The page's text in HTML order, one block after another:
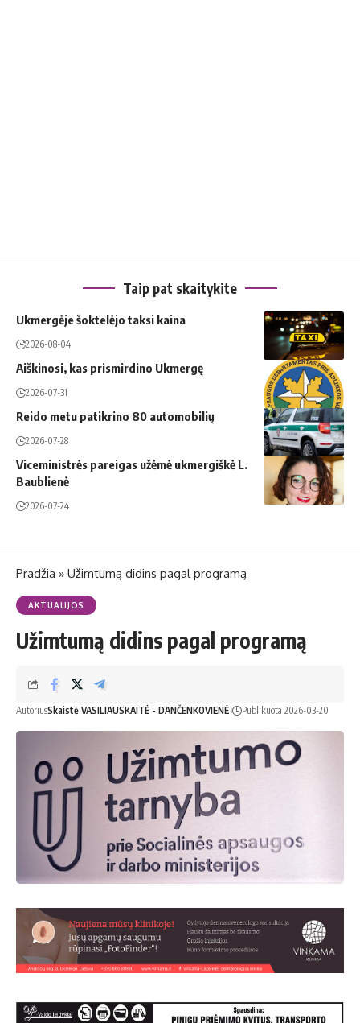
Taip pat skaitykite
Ukmergėje šoktelėjo taksi kaina
2026-08-04
Aiškinosi, kas prismirdino Ukmergę
2026-07-31
Reido metu patikrino 80 automobilių
2026-07-28
Viceministrės pareigas užėmė ukmergiškė L.
Baublienė
2026-07-24
Pradžia » Užimtumą didins pagal programą
AKTUALIJOS
Užimtumą didins pagal programą
AutoriusSkaistė VASILIAUSKAITĖ - DANČENKOVIENĖ Publikuota 2026-03-20